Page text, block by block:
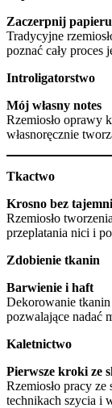
Zaczerpnij papieru
Tradycyjne
poznać cały proces
Introligatorstwo
Mój własny notes
Rzemiosło oprawy
własnoręcznie
Tkactwo
Krosno bez
Rzemiosło
przeplatania nici i
Zdobienie tkanin
Barwienie i haft
Dekorowanie
pozwalające nadać
Kaletnictwo
Pierwsze kroki ze
Rzemiosło pracy
technikach szycia i